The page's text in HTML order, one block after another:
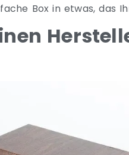
Box in etwas, das